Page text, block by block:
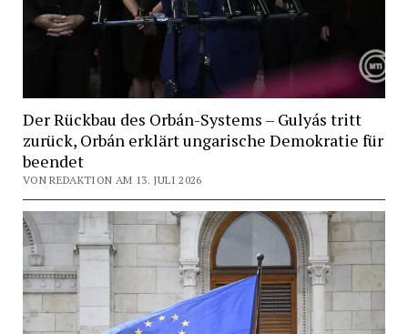
Der Rückbau des Orbán-Systems – Gulyás tritt
zurück, Orbán erklärt ungarische Demokratie für
beendet
VON REDAKTION AM 13. JULI 2026